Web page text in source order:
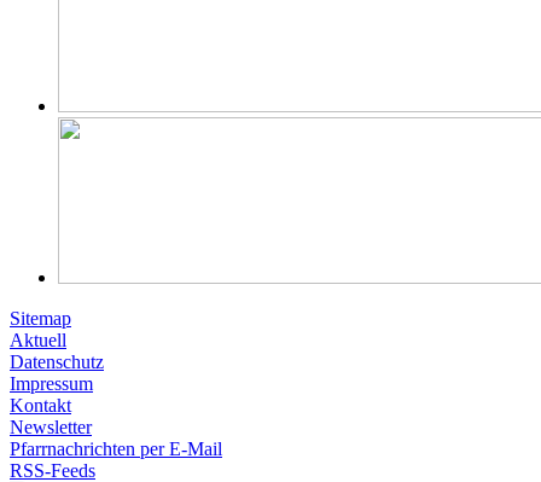
Sitemap
Aktuell
Datenschutz
Impressum
Kontakt
Newsletter
Pfarrnachrichten per E-Mail
RSS-Feeds